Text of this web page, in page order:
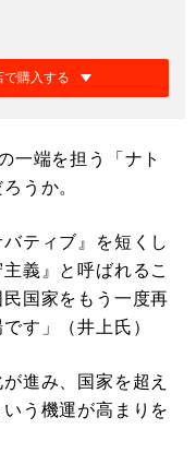
で購入する
一端を担う「ナト
うか。
ティブ』を短くし
義』と呼ばれるこ
国家をもう一度再
す」（井上氏）
進み、国家を超え
う機運が高まりを